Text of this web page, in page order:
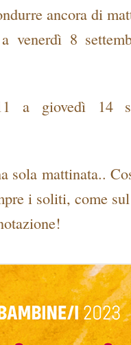
ancora di
venerdì 8
a giovedì 14
sola mattinata..
i soliti, come